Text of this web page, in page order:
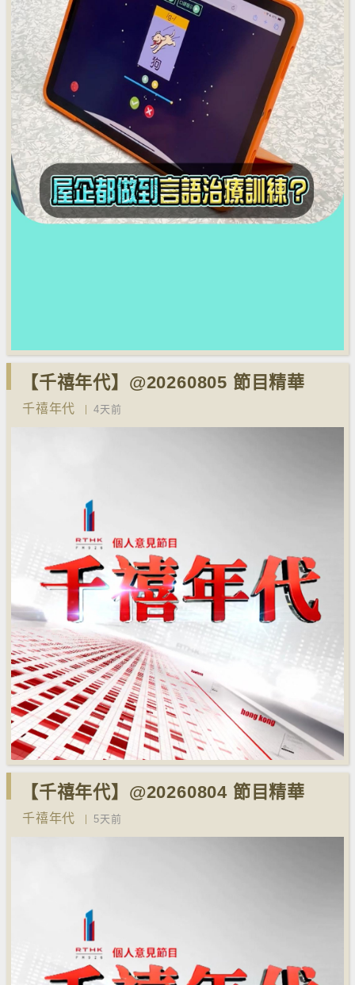
【千禧年代】@20260805 節目精華
千禧年代 4天前
【千禧年代】@20260804 節目精華
千禧年代 5天前